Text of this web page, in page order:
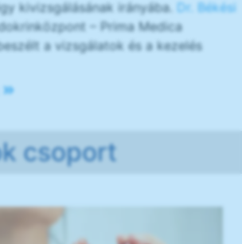
kivizsgálásának irányába. Dr. Békési
– Prima Medica
a vizsgálatok és a kezelés
csoport